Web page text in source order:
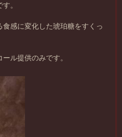
。
感に変化した琥珀糖をすくっ
ル提供のみです。